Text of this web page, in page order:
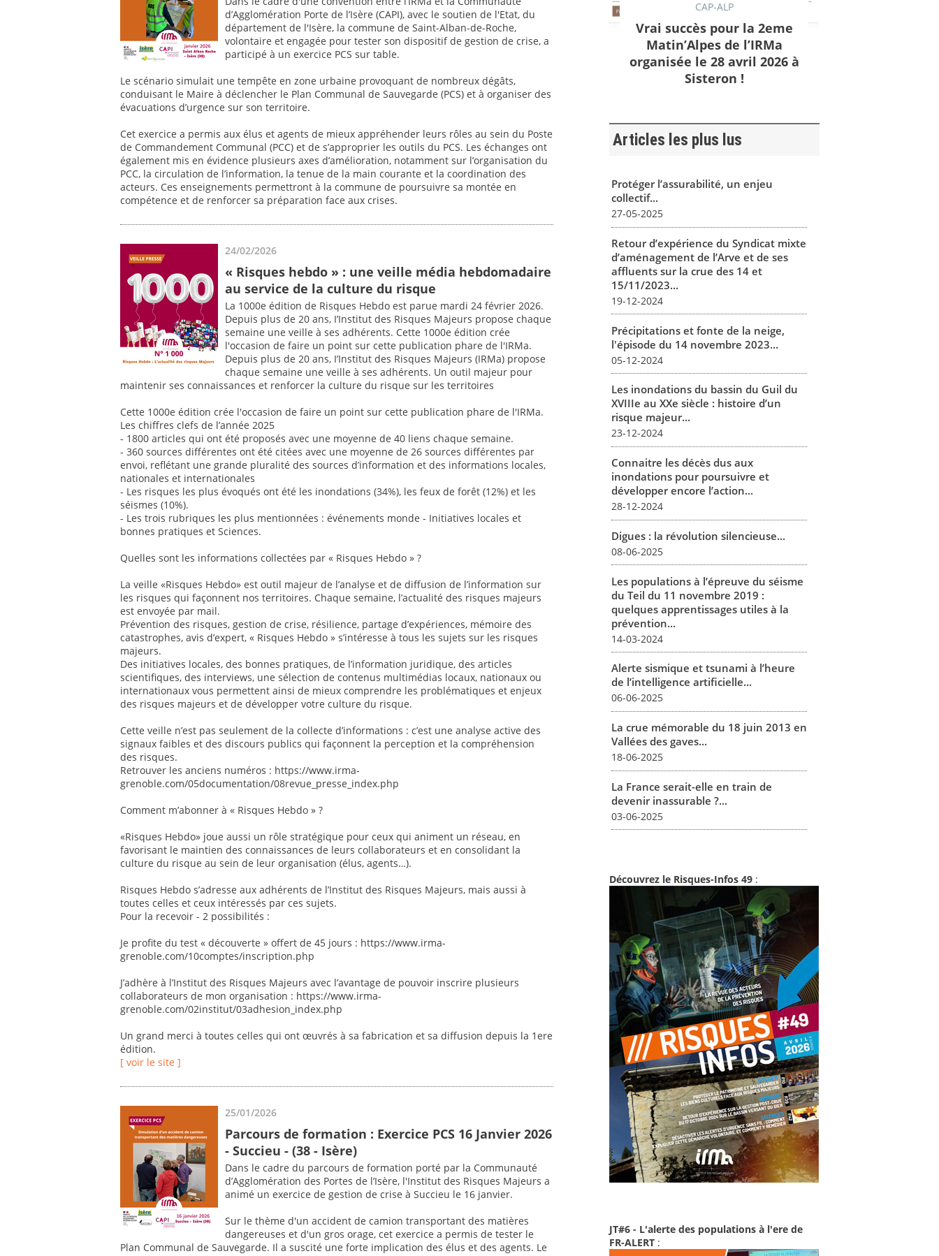
d’Agglomération Porte de l’Isère (CAPI), avec le soutien de l'Etat, du
département de l'Isère, la commune de Saint-Alban-de-Roche,
volontaire et engagée pour tester son dispositif de gestion de crise, a
participé à un exercice PCS sur table.
Le scénario simulait une tempête en zone urbaine provoquant de nombreux dégâts,
conduisant le Maire à déclencher le Plan Communal de Sauvegarde (PCS) et à organiser des
évacuations d’urgence sur son territoire.
Cet exercice a permis aux élus et agents de mieux appréhender leurs rôles au sein du Poste
de Commandement Communal (PCC) et de s’approprier les outils du PCS. Les échanges ont
également mis en évidence plusieurs axes d’amélioration, notamment sur l’organisation du
PCC, la circulation de l’information, la tenue de la main courante et la coordination des
acteurs. Ces enseignements permettront à la commune de poursuivre sa montée en
compétence et de renforcer sa préparation face aux crises.
24/02/2026
« Risques hebdo » : une veille média hebdomadaire
au service de la culture du risque
La 1000e édition de Risques Hebdo est parue mardi 24 février 2026.
Depuis plus de 20 ans, I’Institut des Risques Majeurs propose chaque
semaine une veille à ses adhérents. Cette 1000e édition crée
l'occasion de faire un point sur cette publication phare de l'IRMa.
Depuis plus de 20 ans, I’Institut des Risques Majeurs (IRMa) propose
chaque semaine une veille à ses adhérents. Un outil majeur pour
maintenir ses connaissances et renforcer la culture du risque sur les territoires
Cette 1000e édition crée l'occasion de faire un point sur cette publication phare de l'IRMa.
Les chiffres clefs de l’année 2025
- 1800 articles qui ont été proposés avec une moyenne de 40 liens chaque semaine.
- 360 sources différentes ont été citées avec une moyenne de 26 sources différentes par
envoi, reflétant une grande pluralité des sources d’information et des informations locales,
nationales et internationales
- Les risques les plus évoqués ont été les inondations (34%), les feux de forêt (12%) et les
séismes (10%).
- Les trois rubriques les plus mentionnées : événements monde - Initiatives locales et
bonnes pratiques et Sciences.
Quelles sont les informations collectées par « Risques Hebdo » ?
La veille «Risques Hebdo» est outil majeur de l’analyse et de diffusion de l’information sur
les risques qui façonnent nos territoires. Chaque semaine, l’actualité des risques majeurs
est envoyée par mail.
Prévention des risques, gestion de crise, résilience, partage d’expériences, mémoire des
catastrophes, avis d’expert, « Risques Hebdo » s’intéresse à tous les sujets sur les risques
majeurs.
Des initiatives locales, des bonnes pratiques, de l’information juridique, des articles
scientifiques, des interviews, une sélection de contenus multimédias locaux, nationaux ou
internationaux vous permettent ainsi de mieux comprendre les problématiques et enjeux
des risques majeurs et de développer votre culture du risque.
Cette veille n’est pas seulement de la collecte d’informations : c’est une analyse active des
signaux faibles et des discours publics qui façonnent la perception et la compréhension
des risques.
Retrouver les anciens numéros : https://www.irma-
grenoble.com/05documentation/08revue_presse_index.php
Comment m’abonner à « Risques Hebdo » ?
«Risques Hebdo» joue aussi un rôle stratégique pour ceux qui animent un réseau, en
favorisant le maintien des connaissances de leurs collaborateurs et en consolidant la
culture du risque au sein de leur organisation (élus, agents…).
Risques Hebdo s’adresse aux adhérents de l’Institut des Risques Majeurs, mais aussi à
toutes celles et ceux intéressés par ces sujets.
Pour la recevoir - 2 possibilités :
Je profite du test « découverte » offert de 45 jours : https://www.irma-
grenoble.com/10comptes/inscription.php
J’adhère à l’Institut des Risques Majeurs avec l’avantage de pouvoir inscrire plusieurs
collaborateurs de mon organisation : https://www.irma-
grenoble.com/02institut/03adhesion_index.php
Un grand merci à toutes celles qui ont œuvrés à sa fabrication et sa diffusion depuis la 1ere
édition.
[ voir le site ]
25/01/2026
Parcours de formation : Exercice PCS 16 Janvier 2026
- Succieu - (38 - Isère)
Dans le cadre du parcours de formation porté par la Communauté
d’Agglomération des Portes de l’Isère, l'Institut des Risques Majeurs a
animé un exercice de gestion de crise à Succieu le 16 janvier.
Sur le thème d'un accident de camion transportant des matières
dangereuses et d'un gros orage, cet exercice a permis de tester le
Plan Communal de Sauvegarde. Il a suscité une forte implication des élus et des agents. Le
CAP-ALP
Vrai succès pour la 2eme
Matin’Alpes de l’IRMa
organisée le 28 avril 2026 à
Sisteron !
Articles les plus lus
Protéger l’assurabilité, un enjeu
collectif...
27-05-2025
Retour d’expérience du Syndicat mixte
d’aménagement de l’Arve et de ses
affluents sur la crue des 14 et
15/11/2023...
19-12-2024
Précipitations et fonte de la neige,
l'épisode du 14 novembre 2023...
05-12-2024
Les inondations du bassin du Guil du
XVIIIe au XXe siècle : histoire d’un
risque majeur...
23-12-2024
Connaitre les décès dus aux
inondations pour poursuivre et
développer encore l’action...
28-12-2024
Digues : la révolution silencieuse...
08-06-2025
Les populations à l’épreuve du séisme
du Teil du 11 novembre 2019 :
quelques apprentissages utiles à la
prévention...
14-03-2024
Alerte sismique et tsunami à l’heure
de l’intelligence artificielle...
06-06-2025
La crue mémorable du 18 juin 2013 en
Vallées des gaves...
18-06-2025
La France serait-elle en train de
devenir inassurable ?...
03-06-2025
Découvrez le Risques-Infos 49 :
JT#6 - L'alerte des populations à l'ere de
FR-ALERT :